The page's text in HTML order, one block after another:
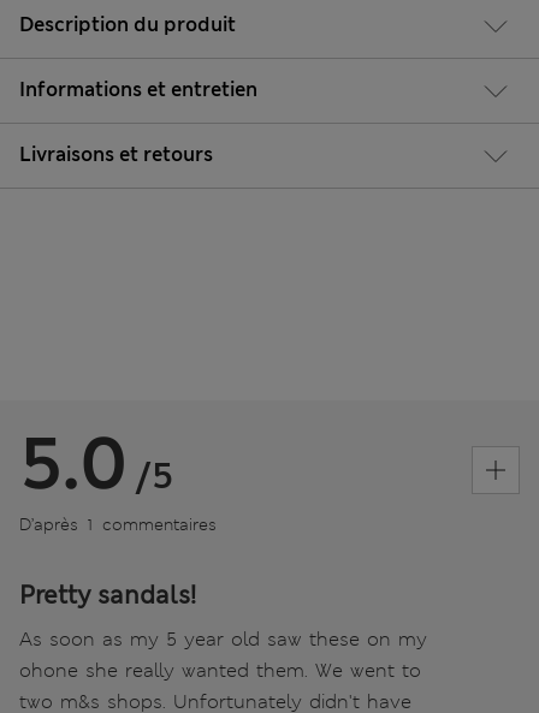
Description du produit
Informations et entretien
Livraisons et retours
5.0 /5
D’après 1 commentaires
Pretty sandals!
As soon as my 5 year old saw these on my
ohone she really wanted them. We went to
two m&s shops. Unfortunately didn't have